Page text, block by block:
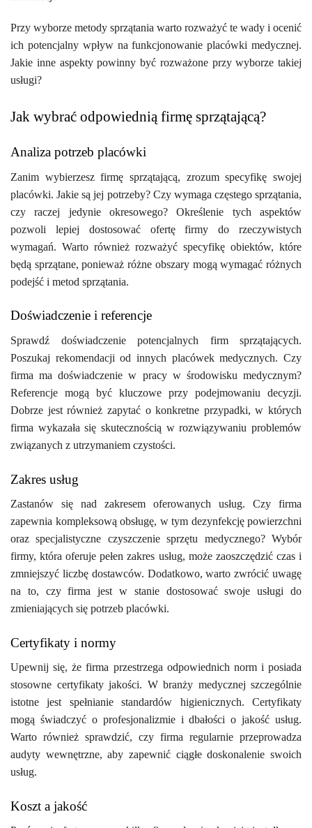
Przy wyborze metody sprzątania warto rozważyć te wady i ocenić
ich potencjalny wpływ na funkcjonowanie placówki medycznej.
Jakie inne aspekty powinny być rozważone przy wyborze takiej
usługi?
Jak wybrać odpowiednią firmę sprzątającą?
Analiza potrzeb placówki
Zanim wybierzesz firmę sprzątającą, zrozum specyfikę swojej
placówki. Jakie są jej potrzeby? Czy wymaga częstego sprzątania,
czy raczej jedynie okresowego? Określenie tych aspektów
pozwoli lepiej dostosować ofertę firmy do rzeczywistych
wymagań. Warto również rozważyć specyfikę obiektów, które
będą sprzątane, ponieważ różne obszary mogą wymagać różnych
podejść i metod sprzątania.
Doświadczenie i referencje
Sprawdź doświadczenie potencjalnych firm sprzątających.
Poszukaj rekomendacji od innych placówek medycznych. Czy
firma ma doświadczenie w pracy w środowisku medycznym?
Referencje mogą być kluczowe przy podejmowaniu decyzji.
Dobrze jest również zapytać o konkretne przypadki, w których
firma wykazała się skutecznością w rozwiązywaniu problemów
związanych z utrzymaniem czystości.
Zakres usług
Zastanów się nad zakresem oferowanych usług. Czy firma
zapewnia kompleksową obsługę, w tym dezynfekcję powierzchni
oraz specjalistyczne czyszczenie sprzętu medycznego? Wybór
firmy, która oferuje pełen zakres usług, może zaoszczędzić czas i
zmniejszyć liczbę dostawców. Dodatkowo, warto zwrócić uwagę
na to, czy firma jest w stanie dostosować swoje usługi do
zmieniających się potrzeb placówki.
Certyfikaty i normy
Upewnij się, że firma przestrzega odpowiednich norm i posiada
stosowne certyfikaty jakości. W branży medycznej szczególnie
istotne jest spełnianie standardów higienicznych. Certyfikaty
mogą świadczyć o profesjonalizmie i dbałości o jakość usług.
Warto również sprawdzić, czy firma regularnie przeprowadza
audyty wewnętrzne, aby zapewnić ciągłe doskonalenie swoich
usług.
Koszt a jakość